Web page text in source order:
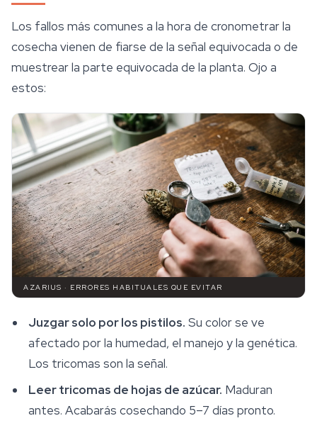
Los fallos más comunes a la hora de cronometrar la
cosecha vienen de fiarse de la señal equivocada o de
muestrear la parte equivocada de la planta. Ojo a
estos:
AZARIUS · ERRORES HABITUALES QUE EVITAR
Juzgar solo por los pistilos. Su color se ve
afectado por la humedad, el manejo y la genética.
Los tricomas son la señal.
Leer tricomas de hojas de azúcar. Maduran
antes. Acabarás cosechando 5–7 días pronto.